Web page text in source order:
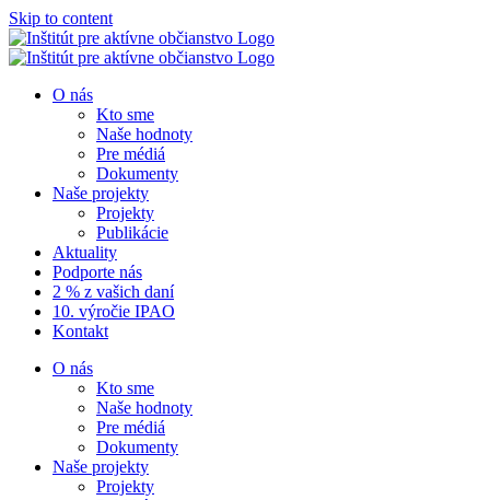
Skip to content
O nás
Kto sme
Naše hodnoty
Pre médiá
Dokumenty
Naše projekty
Projekty
Publikácie
Aktuality
Podporte nás
2 % z vašich daní
10. výročie IPAO
Kontakt
O nás
Kto sme
Naše hodnoty
Pre médiá
Dokumenty
Naše projekty
Projekty